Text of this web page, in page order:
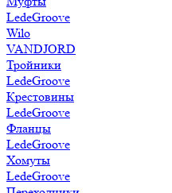
LedeGroove
Wilo
VANDJORD
Тройники
LedeGroove
Крестовины
LedeGroove
Фланцы
LedeGroove
Хомуты
LedeGroove